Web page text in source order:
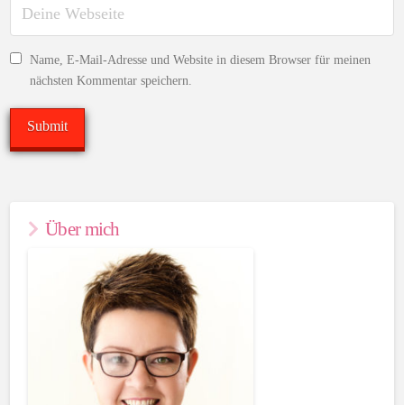
Name, E-Mail-Adresse und Website in diesem Browser für meinen
nächsten Kommentar speichern.
Über mich